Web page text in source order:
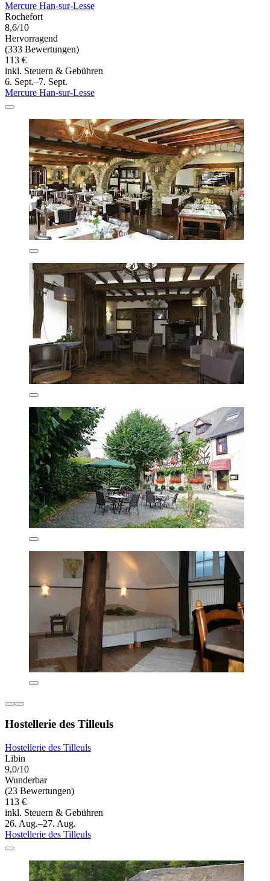
Mercure Han-sur-Lesse
Rochefort
8,6/10
Hervorragend
(333 Bewertungen)
113 €
inkl. Steuern & Gebühren
6. Sept.–7. Sept.
Mercure Han-sur-Lesse
Hostellerie des Tilleuls
Hostellerie des Tilleuls
Libin
9,0/10
Wunderbar
(23 Bewertungen)
113 €
inkl. Steuern & Gebühren
26. Aug.–27. Aug.
Hostellerie des Tilleuls